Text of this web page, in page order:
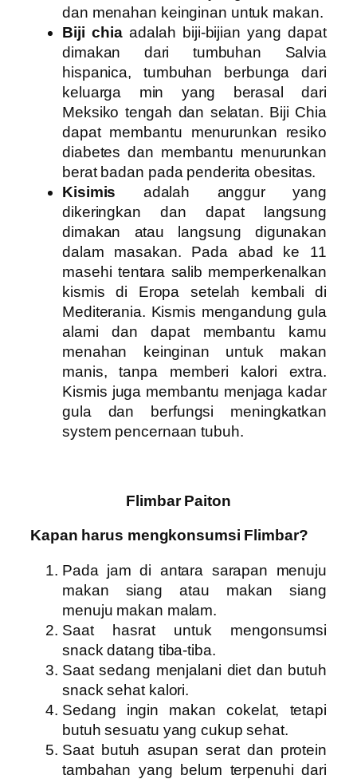
dan menahan keinginan untuk makan.
Biji chiaadalah biji-bijian yang dapat
dimakan dari tumbuhan Salvia
hispanica, tumbuhan berbunga dari
keluarga min yang berasal dari
Meksiko tengah dan selatan. Biji Chia
dapat membantu menurunkan resiko
diabetes dan membantu menurunkan
berat badan pada penderita obesitas.
Kisimis adalah anggur yang
dikeringkan dan dapat langsung
dimakan atau langsung digunakan
dalam masakan. Pada abad ke 11
masehi tentara salib memperkenalkan
kismis di Eropa setelah kembali di
Mediterania. Kismis mengandung gula
alami dan dapat membantu kamu
menahan keinginan untuk makan
manis, tanpa memberi kalori extra.
Kismis juga membantu menjaga kadar
gula dan berfungsi meningkatkan
system pencernaan tubuh.
Flimbar Paiton
Kapan harus mengkonsumsi Flimbar?
Pada jam di antara sarapan menuju
makan siang atau makan siang
menuju makan malam.
Saat hasrat untuk mengonsumsi
snack datang tiba-tiba.
Saat sedang menjalani diet dan butuh
snack sehat kalori.
Sedang ingin makan cokelat, tetapi
butuh sesuatu yang cukup sehat.
Saat butuh asupan serat dan protein
tambahan yang belum terpenuhi dari